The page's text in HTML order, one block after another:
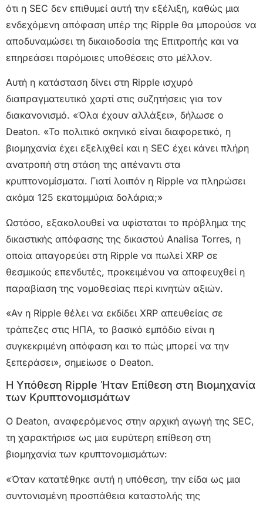
ότι η SEC δεν επιθυμεί αυτή την εξέλιξη, καθώς μια
ενδεχόμενη απόφαση υπέρ της Ripple θα μπορούσε να
αποδυναμώσει τη δικαιοδοσία της Επιτροπής και να
επηρεάσει παρόμοιες υποθέσεις στο μέλλον.
Αυτή η κατάσταση δίνει στη Ripple ισχυρό
διαπραγματευτικό χαρτί στις συζητήσεις για τον
διακανονισμό. «Όλα έχουν αλλάξει», δήλωσε ο
Deaton. «Το πολιτικό σκηνικό είναι διαφορετικό, η
βιομηχανία έχει εξελιχθεί και η SEC έχει κάνει πλήρη
ανατροπή στη στάση της απέναντι στα
κρυπτονομίσματα. Γιατί λοιπόν η Ripple να πληρώσει
ακόμα 125 εκατομμύρια δολάρια;»
Ωστόσο, εξακολουθεί να υφίσταται το πρόβλημα της
δικαστικής απόφασης της δικαστού Analisa Torres, η
οποία απαγορεύει στη Ripple να πωλεί XRP σε
θεσμικούς επενδυτές, προκειμένου να αποφευχθεί η
παραβίαση της νομοθεσίας περί κινητών αξιών.
«Αν η Ripple θέλει να εκδίδει XRP απευθείας σε
τράπεζες στις ΗΠΑ, το βασικό εμπόδιο είναι η
συγκεκριμένη απόφαση και το πώς μπορεί να την
ξεπεράσει», σημείωσε ο Deaton.
Η Υπόθεση Ripple Ήταν Επίθεση στη Βιομηχανία
των Κρυπτονομισμάτων
Ο Deaton, αναφερόμενος στην αρχική αγωγή της SEC,
τη χαρακτήρισε ως μια ευρύτερη επίθεση στη
βιομηχανία των κρυπτονομισμάτων:
«Όταν κατατέθηκε αυτή η υπόθεση, την είδα ως μια
συντονισμένη προσπάθεια καταστολής της